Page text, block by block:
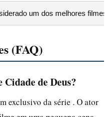
um dos melhores filmes
(FAQ)
de Deus?
exclusivo da série . O ator